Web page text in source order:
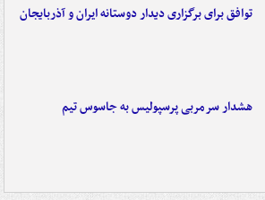
توافق برای برگزاری دیدار دوستانه ایران و آذربایجان
هشدار سرمربی پرسپولیس به جاسوس تیم